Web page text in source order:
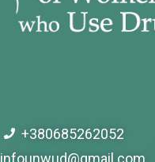
+380685262052
infounwud@gmail.com